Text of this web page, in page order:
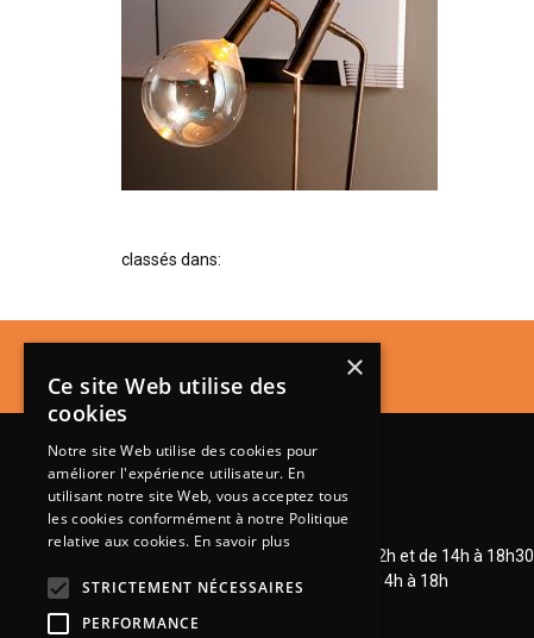
classés dans:
Lundi de 14h à 18h30
Mardi à vendredi de 9h à 12h et de 14h à 18h30
Samedi de 9h à 12h et de 14h à 18h
×
Ce site Web utilise des
cookies
Notre site Web utilise des cookies pour
améliorer l'expérience utilisateur. En
utilisant notre site Web, vous acceptez tous
les cookies conformément à notre Politique
relative aux cookies. En savoir plus
STRICTEMENT NÉCESSAIRES
PERFORMANCE